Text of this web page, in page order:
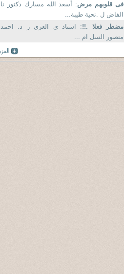
فى قلوبهم مرض: أسعد الله مسارك دكتور نا
الفاض ل .تحية طيبة...
مضطر فعلا .!!: استاذ ي العزي ز د. احمد
منصور السل ام ...